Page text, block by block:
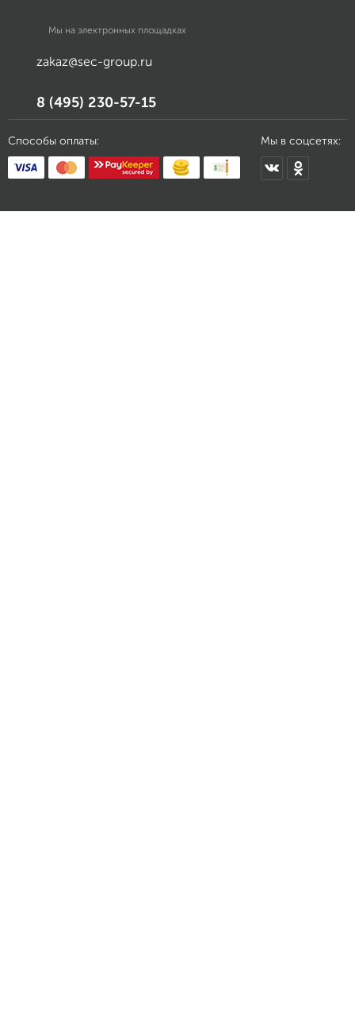
Мы на электронных площадках
zakaz@sec-group.ru
8 (495) 230-57-15
Способы оплаты: Мы в соцсетях: